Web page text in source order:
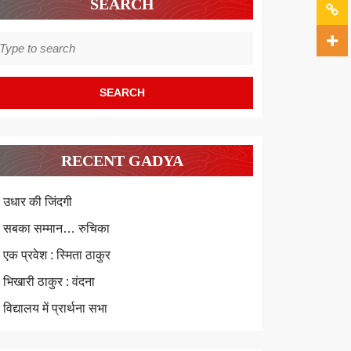
SEARCH
RECENT GADYA
उधार की जिंदगी
सबका सम्मान… रुचिका
एक प्रवेश : स्मिता ठाकुर
भिखारी ठाकुर : वंदना
विद्यालय में प्रार्थना सभा